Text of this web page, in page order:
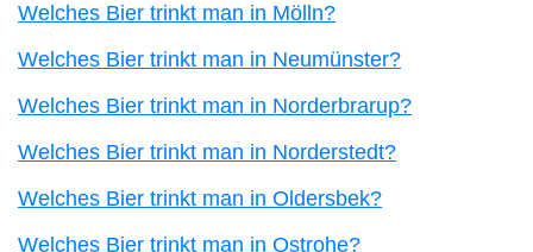
Welches Bier trinkt man in Mölln?
Welches Bier trinkt man in Neumünster?
Welches Bier trinkt man in Norderbrarup?
Welches Bier trinkt man in Norderstedt?
Welches Bier trinkt man in Oldersbek?
Welches Bier trinkt man in Ostrohe?